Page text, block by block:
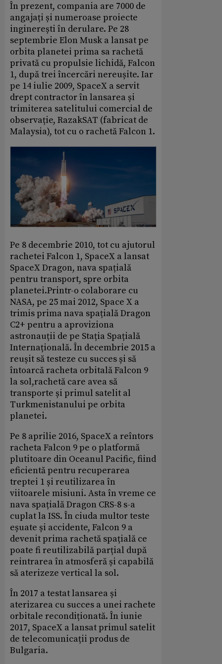
În prezent, compania are 7000 de
angajați și numeroase proiecte
inginerești în derulare. Pe 28
septembrie Elon Musk a lansat pe
orbita planetei prima sa rachetă
privată cu propulsie lichidă, Falcon
1, după trei încercări nereușite. Iar
pe 14 iulie 2009, SpaceX a servit
drept contractor în lansarea și
trimiterea satelitului comercial de
observație, RazakSAT (fabricat de
Malaysia), tot cu o rachetă Falcon 1.
Pe 8 decembrie 2010, tot cu ajutorul
rachetei Falcon 1, SpaceX a lansat
SpaceX Dragon, nava spațială
pentru transport, spre orbita
planetei.Printr-o colaborare cu
NASA, pe 25 mai 2012, Space X a
trimis prima nava spațială Dragon
C2+ pentru a aproviziona
astronauții de pe Stația Spațială
Internațională. În decembrie 2015 a
reușit să testeze cu succes și să
întoarcă racheta orbitală Falcon 9
la sol,rachetă care avea să
transporte și primul satelit al
Turkmenistanului pe orbita
planetei.
Pe 8 aprilie 2016, SpaceX a reîntors
racheta Falcon 9 pe o platformă
plutitoare din Oceanul Pacific, fiind
eficientă pentru recuperarea
treptei 1 și reutilizarea în
viitoarele misiuni. Asta în vreme ce
nava spațială Dragon CRS-8 s-a
cuplat la ISS. În ciuda multor teste
eșuate și accidente, Falcon 9 a
devenit prima rachetă spațială ce
poate fi reutilizabilă parțial după
reintrarea în atmosferă și capabilă
să aterizeze vertical la sol.
În 2017 a testat lansarea și
aterizarea cu succes a unei rachete
orbitale recondiționată. În iunie
2017, SpaceX a lansat primul satelit
de telecomunicații produs de
Bulgaria.